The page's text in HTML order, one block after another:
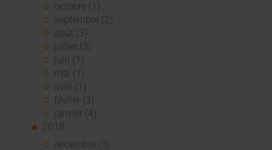
octobre (1)
septembre (2)
août (3)
juillet (3)
juin (1)
mai (1)
avril (1)
février (3)
janvier (4)
2018
décembre (3)